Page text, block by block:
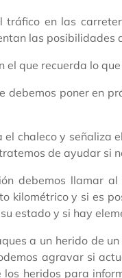
tráfico en las
las posibilidades
que recuerda lo
debemos poner en
chaleco y
de ayudar si
debemos llamar
kilométrico y si es
estado y si hay
a un herido de
agravar si
heridos para